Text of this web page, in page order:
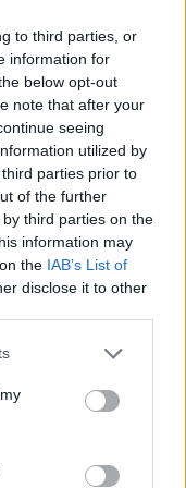
to third parties, or
information for
below opt-out
note that after your
seeing
utilized by
parties prior to
of the further
third parties on the
information may
the IAB’s List of
disclose it to other
mélancolie. La
la confiance,
écoutez votre
à explorer de
vos projets
d’idées
pas vous
ce qui vous
et